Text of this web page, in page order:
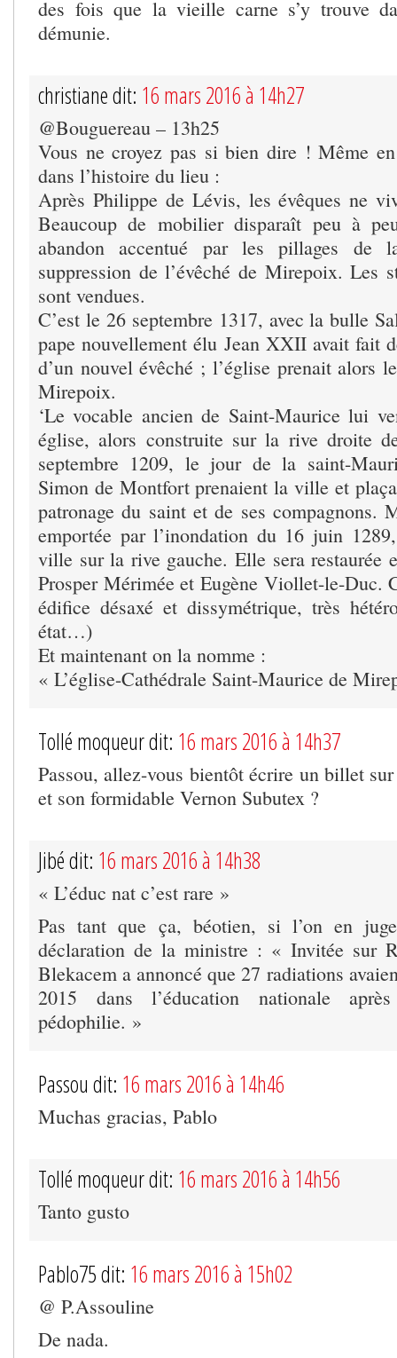
des fois que la vieille carne s’y trouve
démunie.
christiane dit: 16 mars 2016 à 14h27
@Bouguereau – 13h25
Vous ne croyez pas si bien dire ! Même
dans l’histoire du lieu :
Après Philippe de Lévis, les évêques ne
Beaucoup de mobilier disparaît peu à
abandon accentué par les pillages de
suppression de l’évêché de Mirepoix. Les
sont vendues.
C’est le 26 septembre 1317, avec la bulle
pape nouvellement élu Jean XXII avait fait
d’un nouvel évêché ; l’église prenait alors
Mirepoix.
‘Le vocable ancien de Saint-Maurice lui
église, alors construite sur la rive droite
septembre 1209, le jour de la saint-
Simon de Montfort prenaient la ville et
patronage du saint et de ses compagnons.
emportée par l’inondation du 16 juin
ville sur la rive gauche. Elle sera restaurée
Prosper Mérimée et Eugène Viollet-le-Duc.
édifice désaxé et dissymétrique, très
état…)
Et maintenant on la nomme :
« L’église-Cathédrale Saint-Maurice de
Tollé moqueur dit: 16 mars 2016 à 14h37
Passou, allez-vous bientôt écrire un billet
et son formidable Vernon Subutex ?
Jibé dit: 16 mars 2016 à 14h38
« L’éduc nat c’est rare »
Pas tant que ça, béotien, si l’on en
déclaration de la ministre : « Invitée sur
Blekacem a annoncé que 27 radiations
2015 dans l’éducation nationale
pédophilie. »
Passou dit: 16 mars 2016 à 14h46
Muchas gracias, Pablo
Tollé moqueur dit: 16 mars 2016 à 14h56
Tanto gusto
Pablo75 dit: 16 mars 2016 à 15h02
@ P.Assouline
De nada.